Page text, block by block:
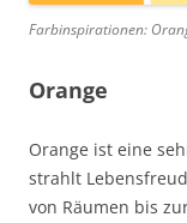
Farbinspirationen:
Orange
Orange ist eine
strahlt
von Räumen bis